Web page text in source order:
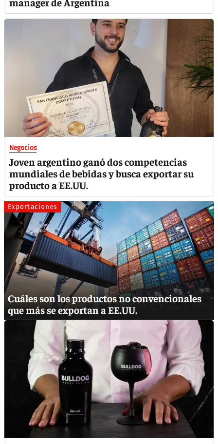
Negocios
Joven argentino ganó dos competencias
mundiales de bebidas y busca exportar su
producto a EE.UU.
Exportaciones
Cuáles son los productos no convencionales
que más se exportan a EE.UU.